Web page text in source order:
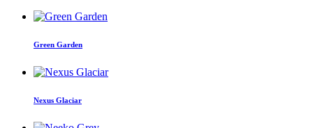
Green Garden
Nexus Glaciar